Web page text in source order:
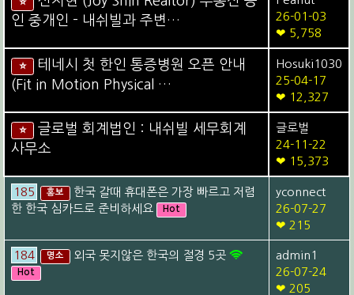
인 중개인 - 내쉬빌과 주변…
26-01-03
❤ 5,758
⭐
테네시 첫 한인 통증병원 오픈 안내
(Fit in Motion Physical …
Hosuki1030
25-04-17
❤ 12,327
⭐
글로벌 회계법인 : 내쉬빌 세무회계
사무소
글로벌
24-11-22
❤ 15,373
185 홍보
한국 갈때 휴대폰은 가장 빠르고 저렴
한 한국 심카드로 준비하세요
Hot
yconnect
26-07-27
❤ 215
184 명소 외국 못지않은 한국의 절경 5곳
Hot
admin1
26-07-24
❤ 205